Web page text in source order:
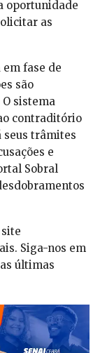
oportunidade
as
fase de
são
sistema
contraditório
seus trâmites
e
Sobral
Siga-nos em
últimas